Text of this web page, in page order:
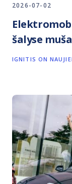
2026-07-02
šalyse
IGNITIS ON